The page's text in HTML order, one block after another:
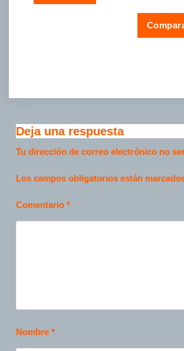
Deja una respuesta
Tu dirección de correo electrónico no
Los campos obligatorios están
Comentario *
Nombre *